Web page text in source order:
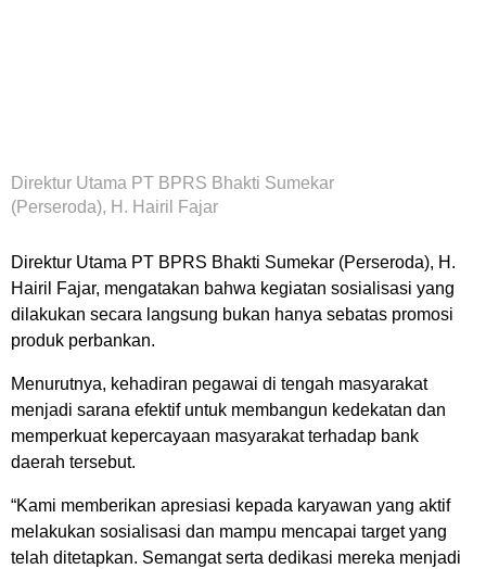
Direktur Utama PT BPRS Bhakti Sumekar
(Perseroda), H. Hairil Fajar
Direktur Utama PT BPRS Bhakti Sumekar (Perseroda), H.
Hairil Fajar, mengatakan bahwa kegiatan sosialisasi yang
dilakukan secara langsung bukan hanya sebatas promosi
produk perbankan.
Menurutnya, kehadiran pegawai di tengah masyarakat
menjadi sarana efektif untuk membangun kedekatan dan
memperkuat kepercayaan masyarakat terhadap bank
daerah tersebut.
“Kami memberikan apresiasi kepada karyawan yang aktif
melakukan sosialisasi dan mampu mencapai target yang
telah ditetapkan. Semangat serta dedikasi mereka menjadi